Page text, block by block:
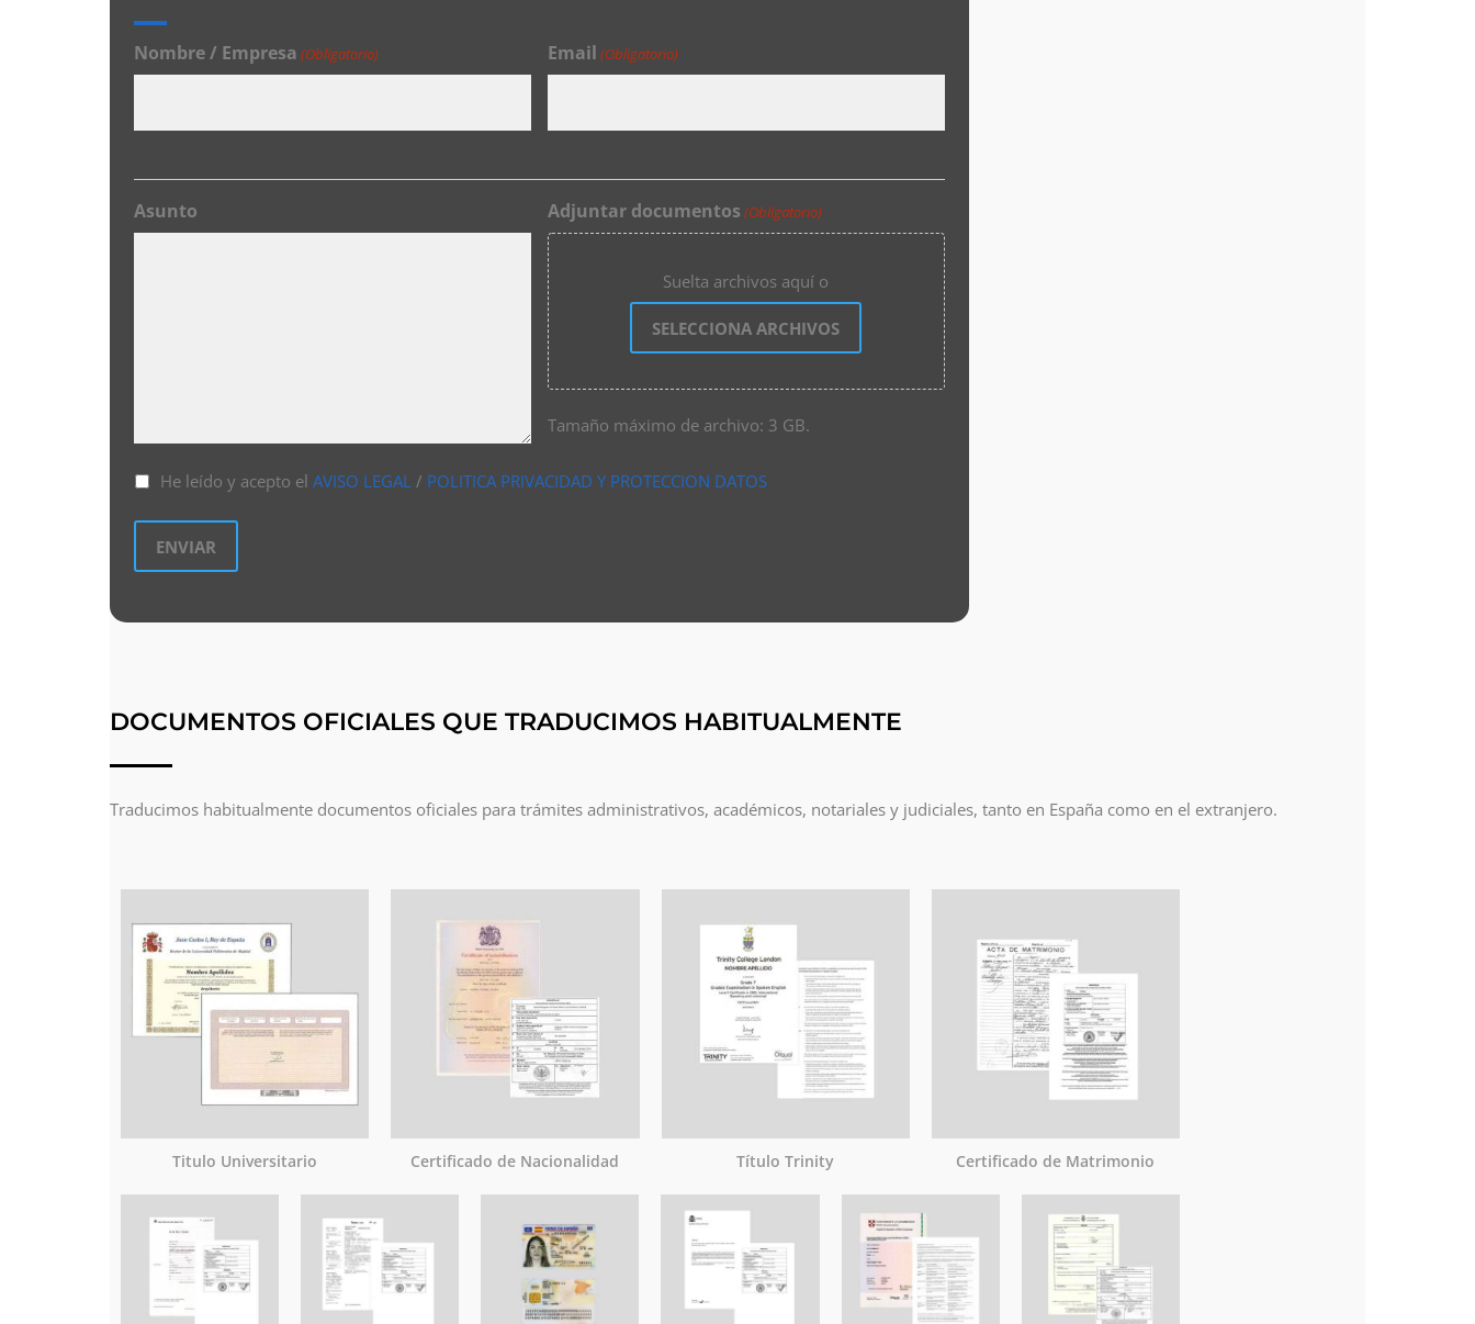
Nombre / Empresa (Obligatorio) Email (Obligatorio)
Asunto Adjuntar documentos (Obligatorio)
Suelta archivos aquí o
SELECCIONA ARCHIVOS
Tamaño máximo de archivo: 3 GB.
He leído y acepto el AVISO LEGAL/ POLITICA PRIVACIDAD Y PROTECCION DATOS
DOCUMENTOS OFICIALES QUE TRADUCIMOS HABITUALMENTE
Traducimos habitualmente documentos oficiales para trámites administrativos, académicos, notariales y judiciales, tanto en España como en el extranjero.
Titulo Universitario Certificado de Nacionalidad Título Trinity Certificado de Matrimonio